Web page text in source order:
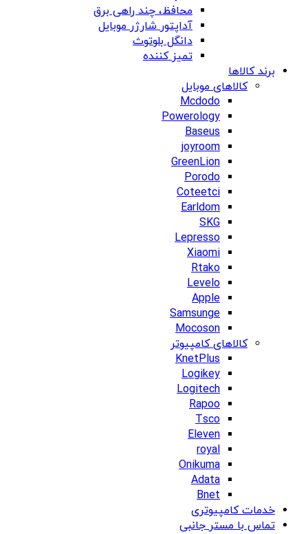
محافظ، چند راهی برق
آداپتور شارژر موبایل
دانگل بلوتوث
تمیز کننده
برند کالاها
کالاهای موبایل
Mcdodo
Powerology
Baseus
joyroom
GreenLion
Porodo
Coteetci
Earldom
SKG
Lepresso
Xiaomi
Rtako
Levelo
Apple
Samsunge
Mocoson
کالاهای کامپیوتر
KnetPlus
Logikey
Logitech
Rapoo
Tsco
Eleven
royal
Onikuma
Adata
Bnet
خدمات کامپیوتری
تماس با مستر جانبی